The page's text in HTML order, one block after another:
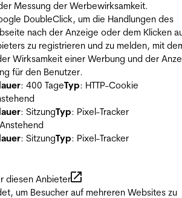
Messung der Werbewirksamkeit.
DoubleClick, um die Handlungen des
nach der Anzeige oder dem Klicken
zu registrieren und zu melden, mit
Wirksamkeit einer Werbung und der
für den Benutzer.
: 400 TageTyp: HTTP-Cookie
: SitzungTyp: Pixel-Tracker
Anstehend
: SitzungTyp: Pixel-Tracker
diesen Anbieter
um Besucher auf mehreren Websites zu